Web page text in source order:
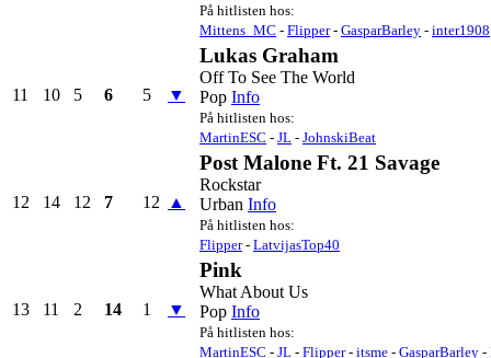
På hitlisten hos:
Mittens_MC - Flipper- GasparBarley - inter1908
11 10 5 6 5 ▼
Lukas Graham
Off To See The World
Pop Info
På hitlisten hos:
MartinESC - JL - JohnskiBeat
12 14 12 7 12 ▲
Post Malone Ft. 21 Savage
Rockstar
Urban Info
På hitlisten hos:
Flipper- LatvijasTop40
13 11 2 14 1 ▼
Pink
What About Us
Pop Info
På hitlisten hos:
MartinESC - JL - Flipper- itsme - GasparBarley -